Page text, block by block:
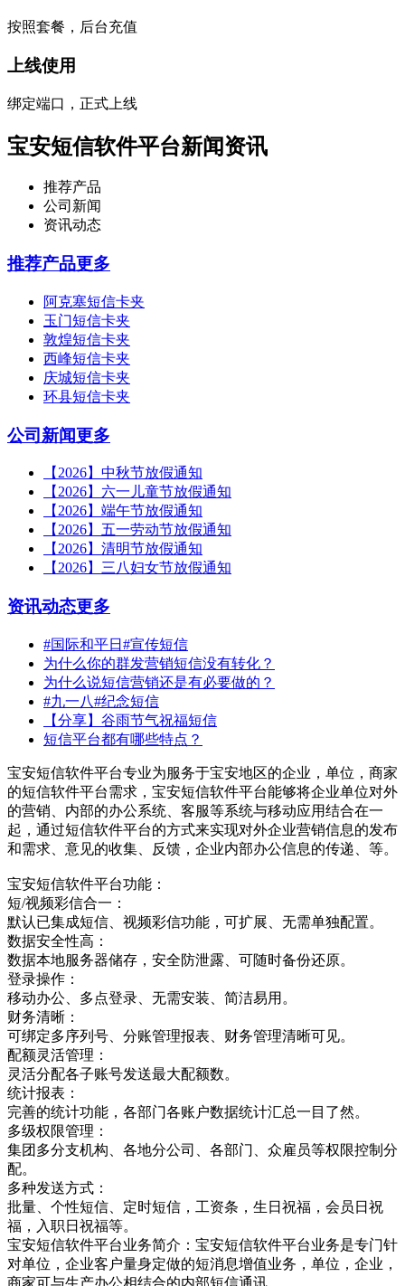
按照套餐，后台充值
上线使用
绑定端口，正式上线
宝安短信软件平台新闻资讯
推荐产品
公司新闻
资讯动态
推荐产品更多
阿克塞短信卡夹
玉门短信卡夹
敦煌短信卡夹
西峰短信卡夹
庆城短信卡夹
环县短信卡夹
公司新闻更多
【2026】中秋节放假通知
【2026】六一儿童节放假通知
【2026】端午节放假通知
【2026】五一劳动节放假通知
【2026】清明节放假通知
【2026】三八妇女节放假通知
资讯动态更多
#国际和平日#宣传短信
为什么你的群发营销短信没有转化？
为什么说短信营销还是有必要做的？
#九一八#纪念短信
【分享】谷雨节气祝福短信
短信平台都有哪些特点？
宝安短信软件平台专业为服务于宝安地区的企业，单位，商家
的短信软件平台需求，宝安短信软件平台能够将企业单位对外
的营销、内部的办公系统、客服等系统与移动应用结合在一
起，通过短信软件平台的方式来实现对外企业营销信息的发布
和需求、意见的收集、反馈，企业内部办公信息的传递、等。
宝安短信软件平台功能：
短/视频彩信合一：
默认已集成短信、视频彩信功能，可扩展、无需单独配置。
数据安全性高：
数据本地服务器储存，安全防泄露、可随时备份还原。
登录操作：
移动办公、多点登录、无需安装、简洁易用。
财务清晰：
可绑定多序列号、分账管理报表、财务管理清晰可见。
配额灵活管理：
灵活分配各子账号发送最大配额数。
统计报表：
完善的统计功能，各部门各账户数据统计汇总一目了然。
多级权限管理：
集团多分支机构、各地分公司、各部门、众雇员等权限控制分
配。
多种发送方式：
批量、个性短信、定时短信，工资条，生日祝福，会员日祝
福，入职日祝福等。
宝安短信软件平台业务简介：宝安短信软件平台业务是专门针
对单位，企业客户量身定做的短消息增值业务，单位，企业，
商家可与生产办公相结合的内部短信通讯，